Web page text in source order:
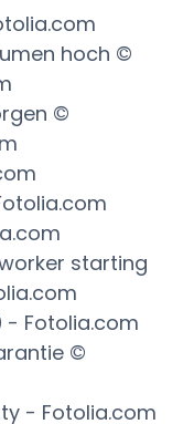
hoch ©
©
starting
Fotolia.com
©
- Fotolia.com